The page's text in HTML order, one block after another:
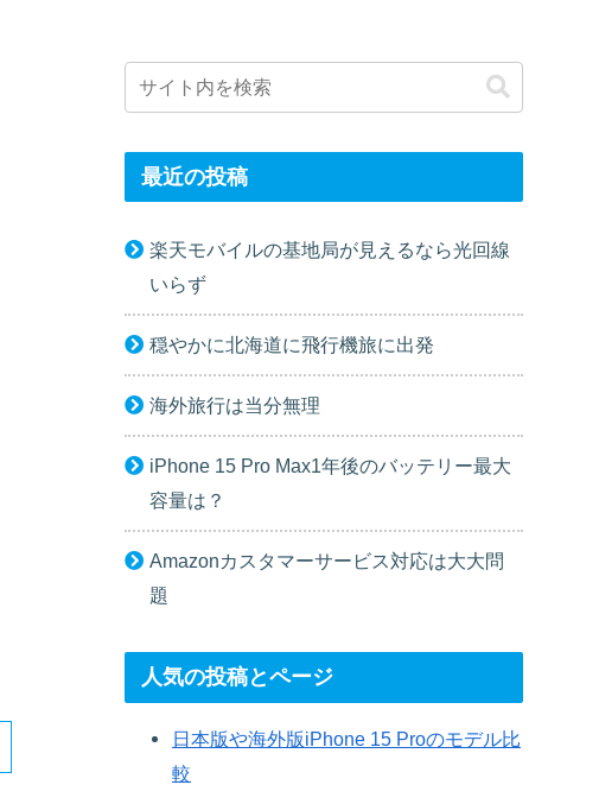
最近の投稿
楽天モバイルの基地局が見えるなら光回線
いらず
穏やかに北海道に飛行機旅に出発
海外旅行は当分無理
iPhone 15 Pro Max1年後のバッテリー最大
容量は？
Amazonカスタマーサービス対応は大大問
題
人気の投稿とページ
日本版や海外版iPhone 15 Proのモデル比
較